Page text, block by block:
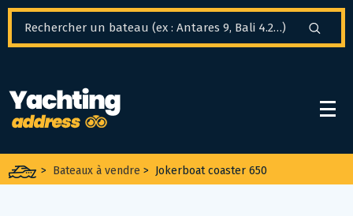
> Bateaux à vendre > Jokerboat coaster 650
Panneau de gestion des cookies